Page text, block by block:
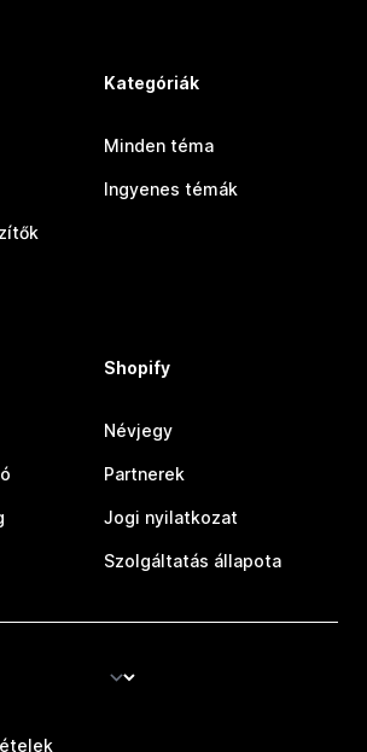
Kategóriák
Minden téma
Ingyenes témák
Shopify
Névjegy
Partnerek
Jogi nyilatkozat
Szolgáltatás állapota